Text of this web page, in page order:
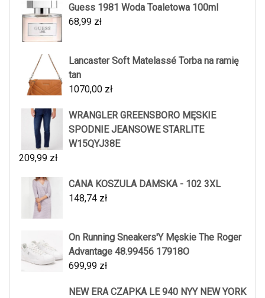
Guess 1981 Woda Toaletowa 100ml
68,99 zł
Lancaster Soft Matelassé Torba na ramię
tan
1070,00 zł
WRANGLER GREENSBORO MĘSKIE
SPODNIE JEANSOWE STARLITE
W15QYJ38E
209,99 zł
CANA KOSZULA DAMSKA - 102 3XL
148,74 zł
On Running Sneakers'Y Męskie The Roger
Advantage 48.99456 17918O
699,99 zł
NEW ERA CZAPKA LE 940 NYY NEW YORK